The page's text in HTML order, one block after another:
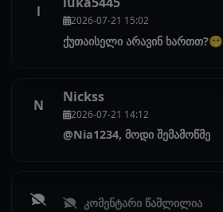
l 2026-07-21 15:02
ქუთაისელი არავინ ხართთ?😁
N Nickss
2026-07-21 14:12
@Nia1234, მოდი შემამოწმე
კომენტარი წაშლილია